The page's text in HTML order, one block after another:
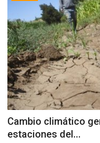
Policial
Tribunales
Deporte
Política
Espectáculos
Cambio climático
estaciones del...